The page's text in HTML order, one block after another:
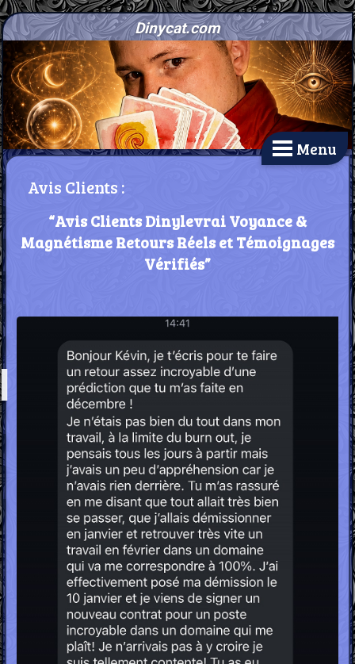
Dinycat.com
Menu
Avis Clients :
“Avis Clients Dinylevrai Voyance &
Magnétisme Retours Réels et Témoignages
Vérifiés”